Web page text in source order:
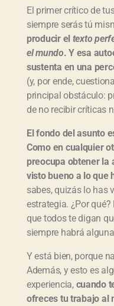
El primer crítico de
siempre serás tú
producir el texto
el mundo. Y esa
sustenta en una
(y, por ende,
principal obstáculo:
de no recibir críticas
El fondo del asunto
Como en cualquier
preocupa obtener la
visto bueno a lo que
sabes, quizás lo has
estrategia. ¿Por
que todos te digan
siempre habrá
Y está bien, porque
Además, y esto es
experiencia, cuando
ofreces tu trabajo al